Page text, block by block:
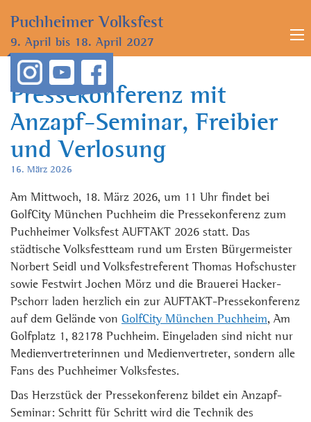
Puchheimer Volksfest
9. April bis 18. April 2027
Pressekonferenz mit
Anzapf-Seminar, Freibier
und Verlosung
16. März 2026
Am Mittwoch, 18. März 2026, um 11 Uhr findet bei
GolfCity München Puchheim die Pressekonferenz zum
Puchheimer Volksfest AUFTAKT 2026 statt. Das
städtische Volksfestteam rund um Ersten Bürgermeister
Norbert Seidl und Volksfestreferent Thomas Hofschuster
sowie Festwirt Jochen Mörz und die Brauerei Hacker-
Pschorr laden herzlich ein zur AUFTAKT-Pressekonferenz
auf dem Gelände von GolfCity München Puchheim, Am
Golfplatz 1, 82178 Puchheim. Eingeladen sind nicht nur
Medienvertreterinnen und Medienvertreter, sondern alle
Fans des Puchheimer Volksfestes.
Das Herzstück der Pressekonferenz bildet ein Anzapf-
Seminar: Schritt für Schritt wird die Technik des